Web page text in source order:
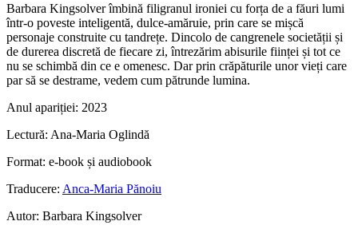
Barbara Kingsolver îmbină filigranul ironiei cu forța de a făuri lumi
într-o poveste inteligentă, dulce-amăruie, prin care se mișcă
personaje construite cu tandrețe. Dincolo de cangrenele societății și
de durerea discretă de fiecare zi, întrezărim abisurile ființei și tot ce
nu se schimbă din ce e omenesc. Dar prin crăpăturile unor vieți care
par să se destrame, vedem cum pătrunde lumina.
Anul apariției: 2023
Lectură: Ana-Maria Oglindă
Format: e-book și audiobook
Traducere: Anca-Maria Pănoiu
Autor: Barbara Kingsolver